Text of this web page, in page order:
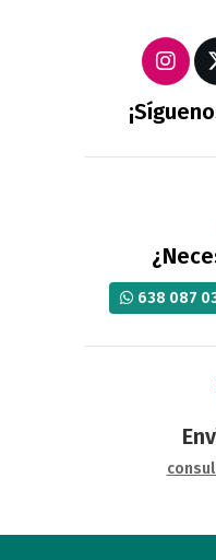
638 087